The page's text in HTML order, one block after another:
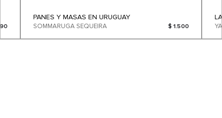
PANES Y MASAS EN URUGUAY
SOMMARUGA SEQUEIRA $ 1.500